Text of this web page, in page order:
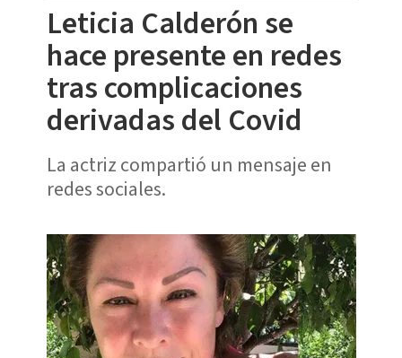
Leticia Calderón se
hace presente en redes
tras complicaciones
derivadas del Covid
La actriz compartió un mensaje en
redes sociales.